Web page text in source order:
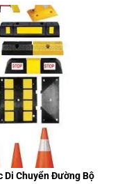
Di Chuyển Đường Bộ